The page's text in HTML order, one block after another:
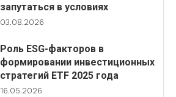
запутаться в условиях
03.08.2026
Роль ESG-факторов в
формировании инвестиционных
стратегий ETF 2025 года
16.05.2026